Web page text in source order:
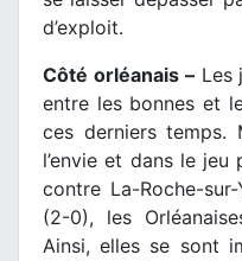
d’exploit.
Côté orléanais –Les
entre les bonnes et
ces derniers
l’envie et dans le
contre La-Roche-
(2-0), les
Ainsi, elles se sont